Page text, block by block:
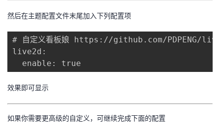
然后在主题配置文件末尾加入下列配置项
# 自定义看板娘 https://github.com/PDPENG/
live2d:
效果即可显示
如果你需要更高级的自定义，可继续完成下面的配置